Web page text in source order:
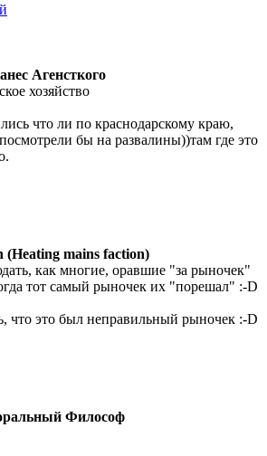
Агенсткого
хозяйство
что ли по краснодарскому краю,
бы на развалины))там где это
(Heating mains faction)
как многие, оравшие "за рыночек"
тот самый рыночек их "порешал" :-D
что это был неправильный рыночек :-D
Философ